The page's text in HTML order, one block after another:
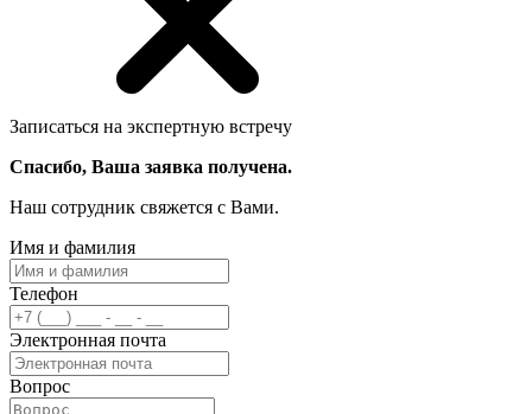
Записаться на экспертную встречу
Спасибо, Ваша заявка получена.
Наш сотрудник свяжется с Вами.
Имя и фамилия
Телефон
Электронная почта
Вопрос